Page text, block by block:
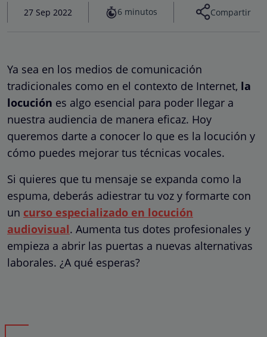
27 Sep 2022 6 minutos Compartir
Ya sea en los medios de comunicación
tradicionales como en el contexto de Internet, la
locución es algo esencial para poder llegar a
nuestra audiencia de manera eficaz. Hoy
queremos darte a conocer lo que es la locución y
cómo puedes mejorar tus técnicas vocales.
Si quieres que tu mensaje se expanda como la
espuma, deberás adiestrar tu voz y formarte con
un curso especializado en locución
audiovisual. Aumenta tus dotes profesionales y
empieza a abrir las puertas a nuevas alternativas
laborales. ¿A qué esperas?